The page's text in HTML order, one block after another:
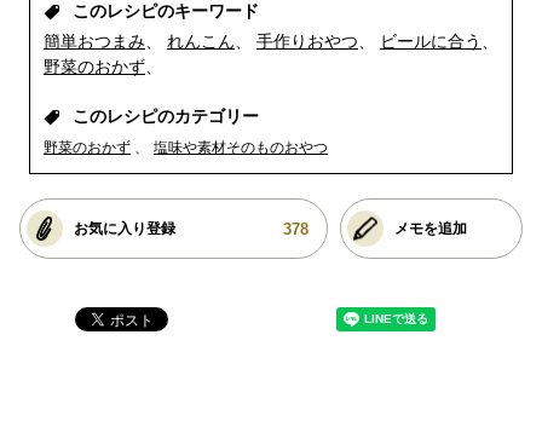
このレシピのキーワード
簡単おつまみ
れんこん 手作りおやつ
ビールに合う
野菜のおかず
このレシピのカテゴリー
野菜のおかず 塩味や素材そのものおやつ
お気に入り登録 378 メモを追加